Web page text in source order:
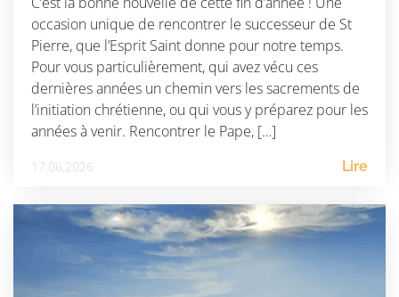
occasion unique de rencontrer le successeur de St
Pierre, que l’Esprit Saint donne pour notre temps.
Pour vous particulièrement, qui avez vécu ces
dernières années un chemin vers les sacrements de
l’initiation chrétienne, ou qui vous y préparez pour les
années à venir. Rencontrer le Pape, […]
17.06.2026 Lire